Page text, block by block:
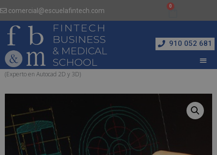
comercial@escuelafintech.com
910 052 681
Inicio/ Informática y Nuevas Tecnologías
/ Técnico de Diseño en Autocad 2022
(Experto en Autocad 2D y 3D)